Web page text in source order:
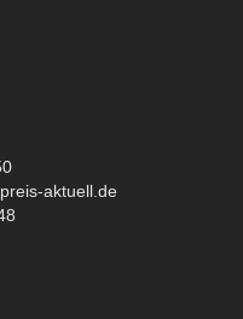
aktuell.de